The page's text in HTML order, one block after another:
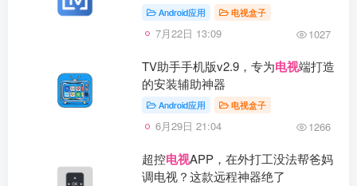
Android应用 电视盒子
7月22日 13:09 1027
TV助手手机版v2.9，专为电视端打造
的安装辅助神器
Android应用 电视盒子
6月29日 21:04 1266
超控电视APP，在外打工没法帮爸妈
调电视？这款远程神器绝了